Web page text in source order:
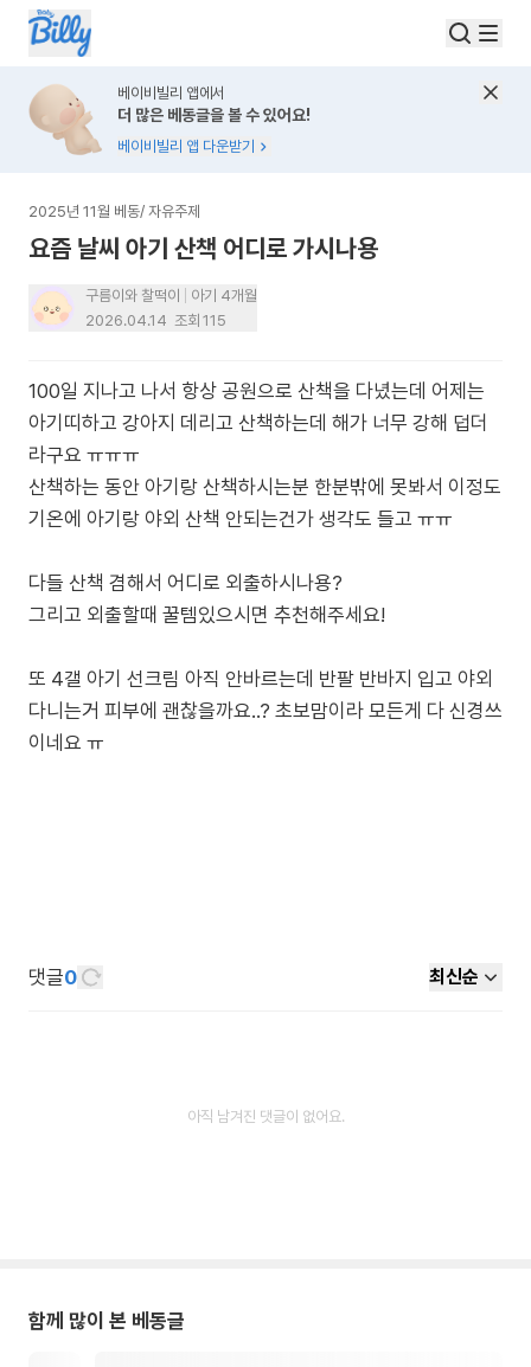
베이비빌리 앱에서
더 많은 베동글을 볼 수 있어요!
베이비빌리 앱 다운받기
2025년 11월 베동/ 자유주제
요즘 날씨 아기 산책 어디로 가시나용
구름이와 찰떡이
아기 4개월
2026.04.14 조회 115
100일 지나고 나서 항상 공원으로 산책을 다녔는데 어제는
아기띠하고 강아지 데리고 산책하는데 해가 너무 강해 덥더
라구요 ㅠㅠㅠ
산책하는 동안 아기랑 산책하시는분 한분밖에 못봐서 이정도
기온에 아기랑 야외 산책 안되는건가 생각도 들고 ㅠㅠ
다들 산책 겸해서 어디로 외출하시나용?
그리고 외출할때 꿀템있으시면 추천해주세요!
또 4갤 아기 선크림 아직 안바르는데 반팔 반바지 입고 야외
다니는거 피부에 괜찮을까요..? 초보맘이라 모든게 다 신경쓰
이네요 ㅠ
댓글0 최신순
아직 남겨진 댓글이 없어요.
함께 많이 본 베동글